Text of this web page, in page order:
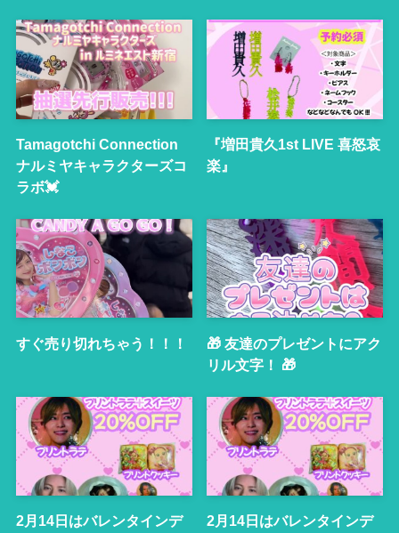
Tamagotchi Connection
ナルミヤキャラクターズコ
ラボ💓
『増田貴久1st LIVE 喜怒哀
楽』
すぐ売り切れちゃう！！！
🎁 友達のプレゼントにアク
リル文字！ 🎁
2月14日はバレンタインデ
2月14日はバレンタインデ